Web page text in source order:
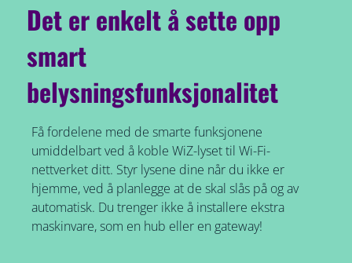
Det er enkelt å sette opp
smart
belysningsfunksjonalitet
Få fordelene med de smarte funksjonene
umiddelbart ved å koble WiZ-lyset til Wi-Fi-
nettverket ditt. Styr lysene dine når du ikke er
hjemme, ved å planlegge at de skal slås på og av
automatisk. Du trenger ikke å installere ekstra
maskinvare, som en hub eller en gateway!